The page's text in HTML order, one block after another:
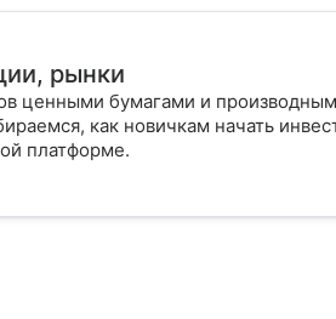
рынки
ценными бумагами и
как новичкам начать
платформе.